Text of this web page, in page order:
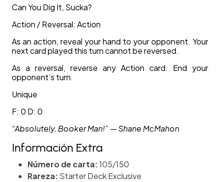
Can You Dig It, Sucka?
Action / Reversal: Action
As an action, reveal your hand to your opponent. Your
next card played this turn cannot be reversed.
As a reversal, reverse any Action card. End your
opponent’s turn.
Unique
F: 0 D: 0
“Absolutely, Booker Man!” — Shane McMahon
Información Extra
Número de carta:105/150
Rareza: Starter Deck Exclusive